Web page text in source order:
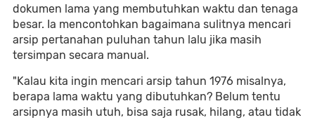
dokumen lama yang membutuhkan waktu dan tenaga
besar. Ia mencontohkan bagaimana sulitnya mencari
arsip pertanahan puluhan tahun lalu jika masih
tersimpan secara manual.
"Kalau kita ingin mencari arsip tahun 1976 misalnya,
berapa lama waktu yang dibutuhkan? Belum tentu
arsipnya masih utuh, bisa saja rusak, hilang, atau tidak